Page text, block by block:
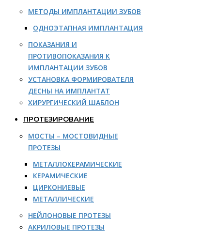
МЕТОДЫ ИМПЛАНТАЦИИ ЗУБОВ
ОДНОЭТАПНАЯ ИМПЛАНТАЦИЯ
ПОКАЗАНИЯ И
ПРОТИВОПОКАЗАНИЯ К
ИМПЛАНТАЦИИ ЗУБОВ
УСТАНОВКА ФОРМИРОВАТЕЛЯ
ДЕСНЫ НА ИМПЛАНТАТ
ХИРУРГИЧЕСКИЙ ШАБЛОН
ПРОТЕЗИРОВАНИЕ
МОСТЫ – МОСТОВИДНЫЕ
ПРОТЕЗЫ
МЕТАЛЛОКЕРАМИЧЕСКИЕ
КЕРАМИЧЕСКИЕ
ЦИРКОНИЕВЫЕ
МЕТАЛЛИЧЕСКИЕ
НЕЙЛОНОВЫЕ ПРОТЕЗЫ
АКРИЛОВЫЕ ПРОТЕЗЫ